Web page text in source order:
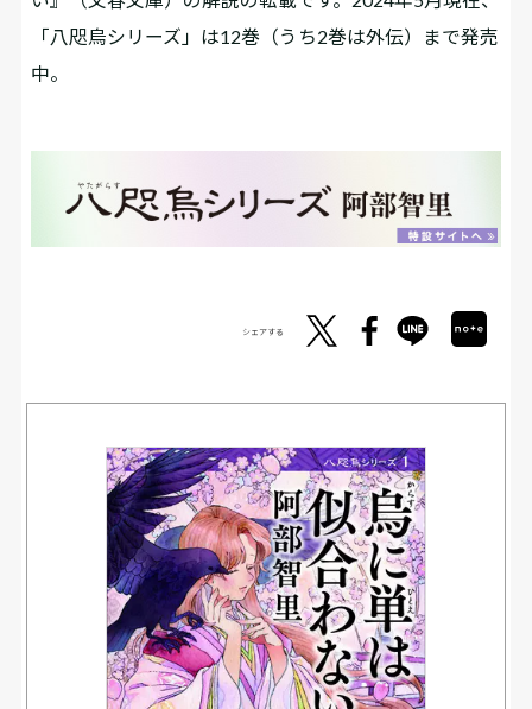
「八咫烏シリーズ」は12巻（うち2巻は外伝）まで発売
中。
シェアする